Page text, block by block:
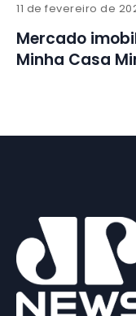
11 de fevereiro de
Mercado
Minha Casa